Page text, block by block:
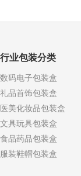
行业包装分类
数码电子包装盒
礼品首饰包装盒
医美化妆品包装盒
文具玩具包装盒
食品药品包装盒
服装鞋帽包装盒